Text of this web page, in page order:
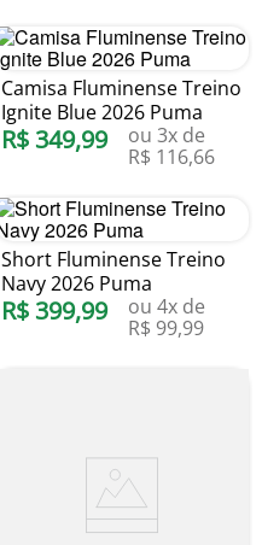
Camisa Fluminense Treino
Ignite Blue 2026 Puma
R$ 349,99 ou 3x de
R$ 116,66
Short Fluminense Treino
Navy 2026 Puma
R$ 399,99 ou 4x de
R$ 99,99